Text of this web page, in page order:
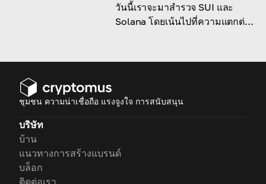
วันนี้เราจะมาสำรวจ SUI และ
Solana โดยเน้นไปที่ความแตกต่าง
ชุมชน ความน่าเชื่อถือ แรงจูงใจ การสนับสนุน
บริษัท
บ้าน
แนวทางการสร้างแบรนด์
บล็อก
ติดต่อเรา